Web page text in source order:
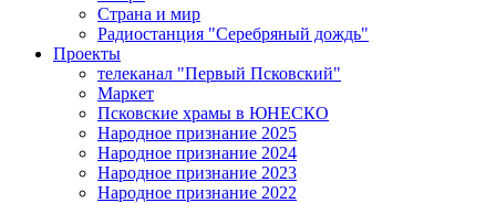
Страна и мир
Радиостанция "Серебряный дождь"
Проекты
телеканал "Первый Псковский"
Маркет
Псковские храмы в ЮНЕСКО
Народное признание 2025
Народное признание 2024
Народное признание 2023
Народное признание 2022